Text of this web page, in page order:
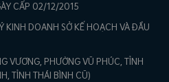
CẤP 02/12/2015
KINH DOANH SỞ KẾ HOẠCH VÀ ĐẦU
VƯƠNG, PHƯỜNG VŨ PHÚC, TỈNH
TỈNH THÁI BÌNH CŨ)